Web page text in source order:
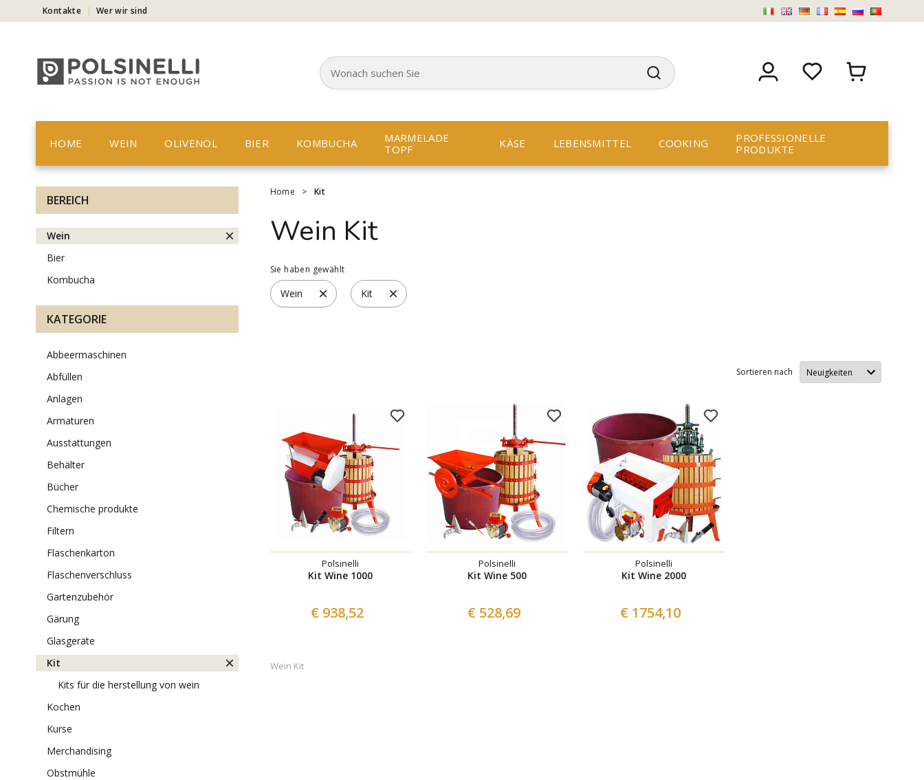
Kontakte Wer wir sind
HOME WEIN OLIVENÖL BIER KOMBUCHA
MARMELADE
TOPF
KÄSE LEBENSMITTEL COOKING
PROFESSIONELLE
PRODUKTE
Home > Kit
Wein Kit
Sie haben gewählt
Wein Kit
BEREICH
wein
bier
kombucha
KATEGORIE
abbeermaschinen
abfüllen
anlagen
armaturen
ausstattungen
behälter
bücher
chemische produkte
filtern
flaschenkarton
flaschenverschluss
gartenzubehör
gärung
glasgeräte
kit
kits für die herstellung von wein
kochen
kurse
merchandising
obstmühle
Sortieren nach
Polsinelli
Kit Wine 1000
€ 938,52
Polsinelli
Kit Wine 500
€ 528,69
Polsinelli
Kit Wine 2000
€ 1754,10
Wein Kit